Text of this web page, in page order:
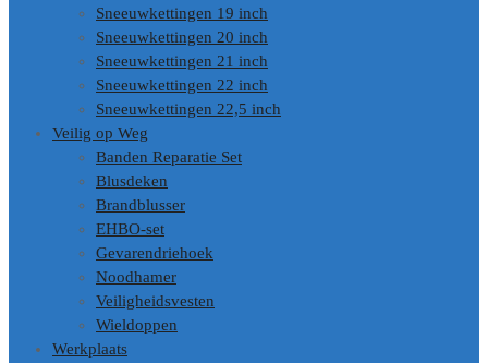
Sneeuwkettingen 19 inch
Sneeuwkettingen 20 inch
Sneeuwkettingen 21 inch
Sneeuwkettingen 22 inch
Sneeuwkettingen 22,5 inch
Veilig op Weg
Banden Reparatie Set
Blusdeken
Brandblusser
EHBO-set
Gevarendriehoek
Noodhamer
Veiligheidsvesten
Wieldoppen
Werkplaats